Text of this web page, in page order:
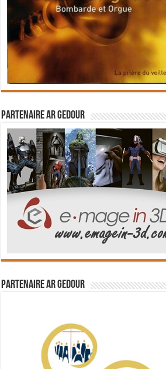
Partenaire Ar Gedour
Partenaire Ar Gedour